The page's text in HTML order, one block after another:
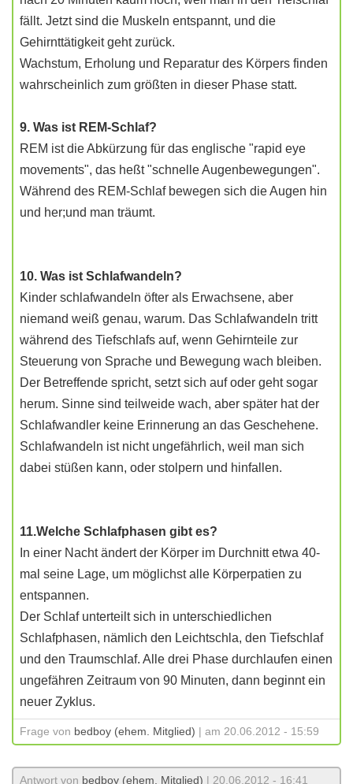
fällt. Jetzt sind die Muskeln entspannt, und die
Gehirnttätigkeit geht zurück.
Wachstum, Erholung und Reparatur des Körpers finden
wahrscheinlich zum größten in dieser Phase statt.
9. Was ist REM-Schlaf?
REM ist die Abkürzung für das englische "rapid eye
movements", das heßt "schnelle Augenbewegungen".
Während des REM-Schlaf bewegen sich die Augen hin
und her;und man träumt.
10. Was ist Schlafwandeln?
Kinder schlafwandeln öfter als Erwachsene, aber
niemand weiß genau, warum. Das Schlafwandeln tritt
während des Tiefschlafs auf, wenn Gehirnteile zur
Steuerung von Sprache und Bewegung wach bleiben.
Der Betreffende spricht, setzt sich auf oder geht sogar
herum. Sinne sind teilweide wach, aber später hat der
Schlafwandler keine Erinnerung an das Geschehene.
Schlafwandeln ist nicht ungefährlich, weil man sich
dabei stüßen kann, oder stolpern und hinfallen.
11.Welche Schlafphasen gibt es?
In einer Nacht ändert der Körper im Durchnitt etwa 40-
mal seine Lage, um möglichst alle Körperpatien zu
entspannen.
Der Schlaf unterteilt sich in unterschiedlichen
Schlafphasen, nämlich den Leichtschla, den Tiefschlaf
und den Traumschlaf. Alle drei Phase durchlaufen einen
ungefähren Zeitraum von 90 Minuten, dann beginnt ein
neuer Zyklus.
Frage von bedboy (ehem. Mitglied) | am 20.06.2012 - 15:59
Antwort von bedboy (ehem. Mitglied) | 20.06.2012 - 16:41